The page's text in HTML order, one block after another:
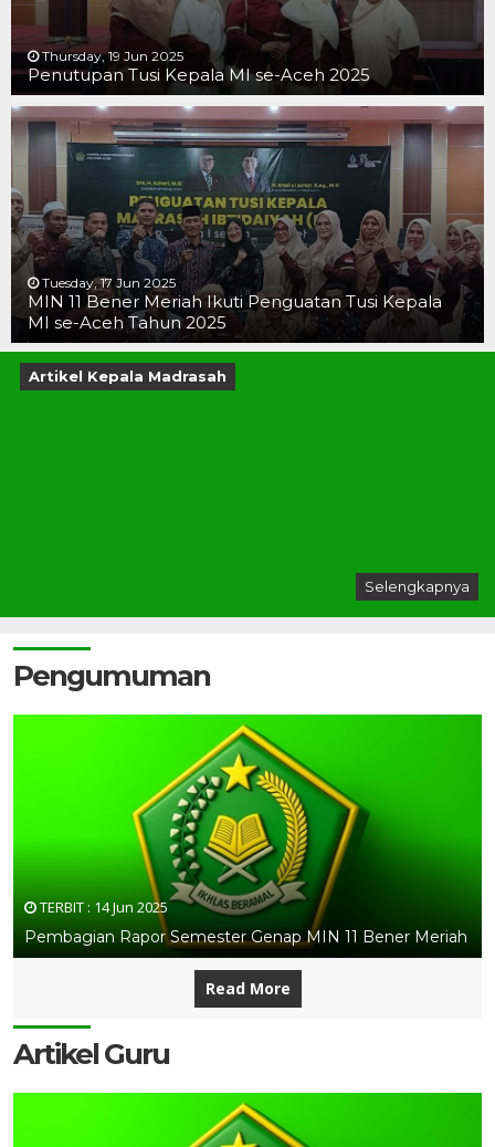
Thursday, 19 Jun 2025
Penutupan Tusi Kepala MI se-Aceh 2025
Tuesday, 17 Jun 2025
MIN 11 Bener Meriah Ikuti Penguatan Tusi Kepala
MI se-Aceh Tahun 2025
Artikel Kepala Madrasah
Selengkapnya
Pengumuman
TERBIT : 14 Jun 2025
Pembagian Rapor Semester Genap MIN 11 Bener Meriah
Read More
Artikel Guru
19 JUN 2025
19 JUN 2025
16 JUN 2025